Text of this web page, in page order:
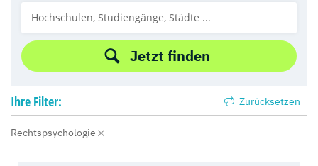
Jetzt finden
Ihre Filter: Zurücksetzen
Rechtspsychologie